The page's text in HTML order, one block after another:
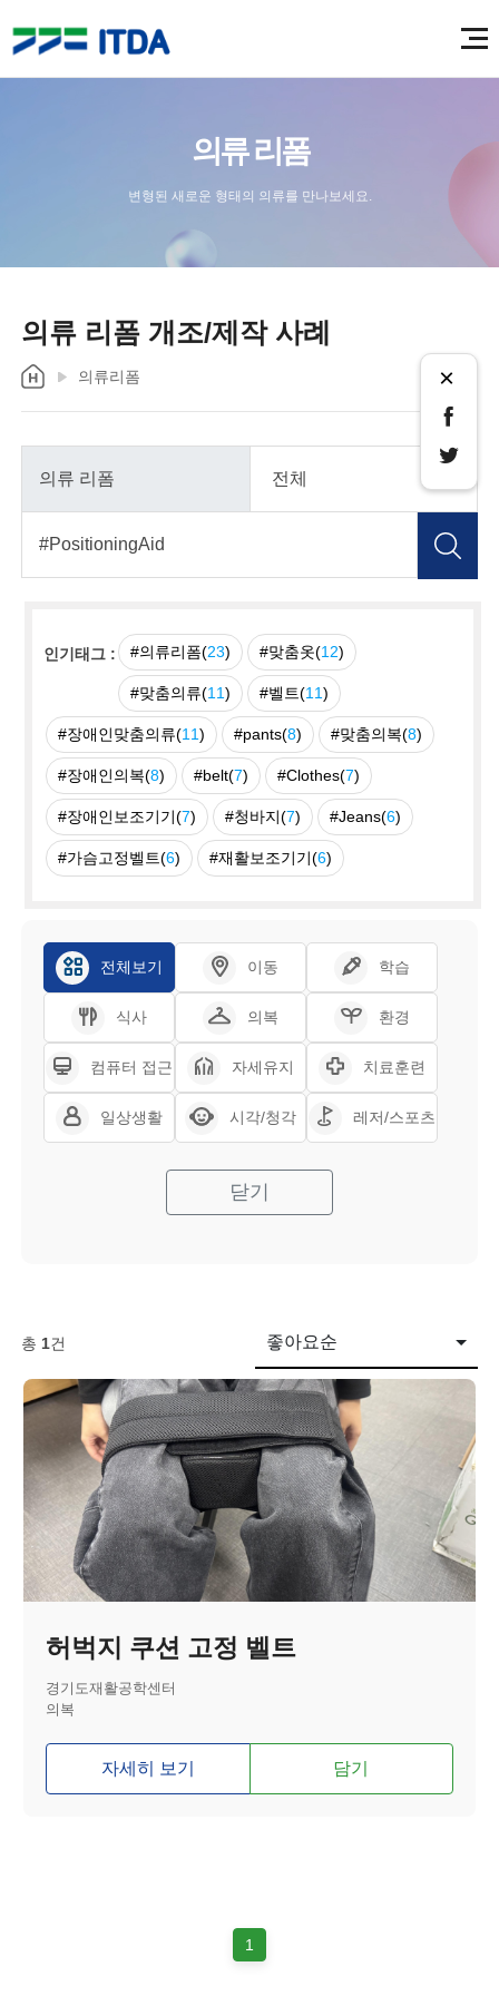
의류 리폼
변형된 새로운 형태의 의류를 만나보세요.
의류 리폼 개조/제작 사례
의류리폼 ×
인기태그 : #의류리폼(23) #맞춤옷(12)
#맞춤의류(11) #벨트(11)
#장애인맞춤의류(11) #pants(8) #맞춤의복(8)
#장애인의복(8) #belt(7) #Clothes(7)
#장애인보조기기(7) #청바지(7) #Jeans(6)
#가슴고정벨트(6) #재활보조기기(6)
전체보기 이동 학습
식사 의복 환경
컴퓨터 접근 자세유지 치료훈련
일상생활 시각/청각 레저/스포츠
닫기
총 1건 좋아요순
허벅지 쿠션 고정 벨트
경기도재활공학센터
의복
자세히 보기 담기
1